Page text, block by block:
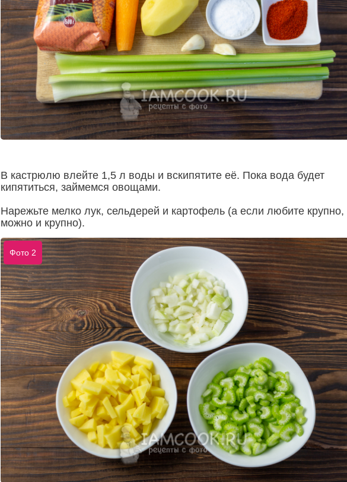
В кастрюлю влейте 1,5 л воды и вскипятите её. Пока вода будет
кипятиться, займемся овощами.
Нарежьте мелко лук, сельдерей и картофель (а если любите крупно,
можно и крупно).
Фото 2